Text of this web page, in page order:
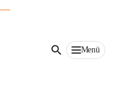
Menü
zwischen
sowie regionalen